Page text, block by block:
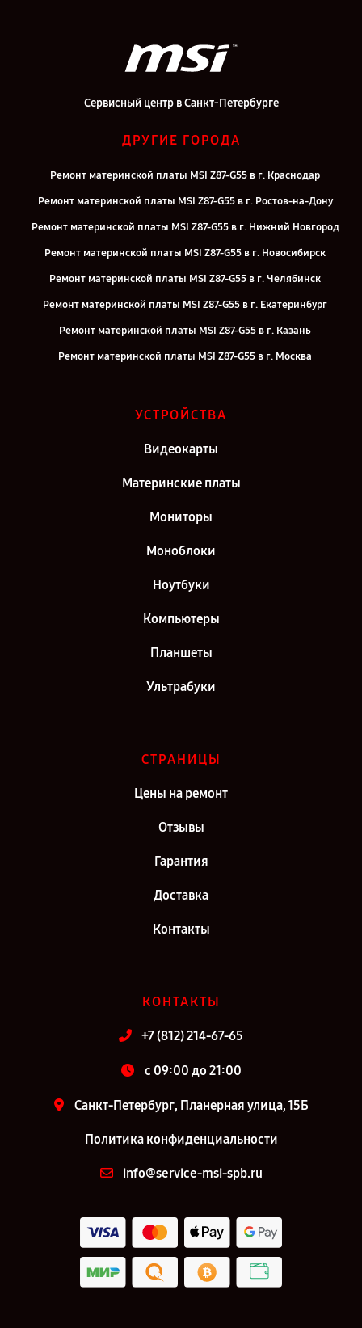
Сервисный центр в Санкт-Петербурге
ДРУГИЕ ГОРОДА
Ремонт материнской платы MSI Z87-G55 в г. Краснодар
Ремонт материнской платы MSI Z87-G55 в г. Ростов-на-Дону
Ремонт материнской платы MSI Z87-G55 в г. Нижний Новгород
Ремонт материнской платы MSI Z87-G55 в г. Новосибирск
Ремонт материнской платы MSI Z87-G55 в г. Челябинск
Ремонт материнской платы MSI Z87-G55 в г. Екатеринбург
Ремонт материнской платы MSI Z87-G55 в г. Казань
Ремонт материнской платы MSI Z87-G55 в г. Москва
УСТРОЙСТВА
Видеокарты
Материнские платы
Мониторы
Моноблоки
Ноутбуки
Компьютеры
Планшеты
Ультрабуки
СТРАНИЦЫ
Цены на ремонт
Отзывы
Гарантия
Доставка
Контакты
КОНТАКТЫ
+7 (812) 214-67-65
c 09:00 до 21:00
Санкт-Петербург, Планерная улица, 15Б
Политика конфиденциальности
info@service-msi-spb.ru